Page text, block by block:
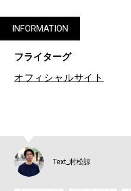
INFORMATION
フライターグ
オフィシャルサイト
Text_村松諒